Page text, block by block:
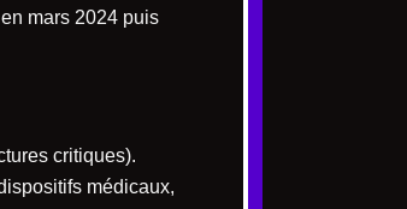
mars 2024 puis
critiques).
médicaux,